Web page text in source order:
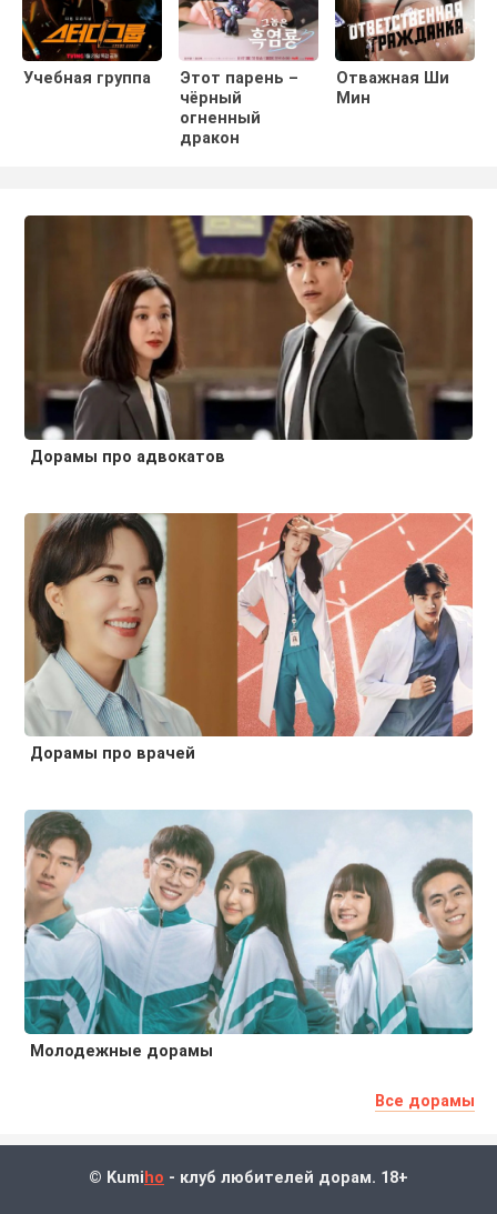
Учебная группа
Этот парень –
чёрный
огненный
дракон
Отважная Ши
Мин
Дорамы про адвокатов
Дорамы про врачей
Молодежные дорамы
Все дорамы
© Kumi ho - клуб любителей дорам. 18+